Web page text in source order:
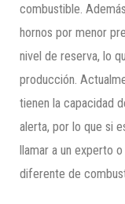
combustible.
hornos por menor
nivel de reserva, lo
producción.
tienen la capacidad
alerta, por lo que si
llamar a un experto
diferente de